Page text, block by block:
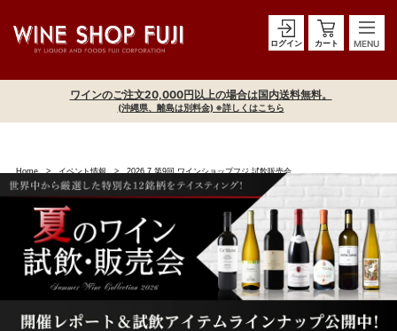
ログイン カート
ワインのご注文20,000円以上の場合は国内送料無料。
(沖縄県、離島は別料金) ※詳しくはこちら
Home イベント情報 2026.7 第9回 ワインショップフジ 試飲販売会